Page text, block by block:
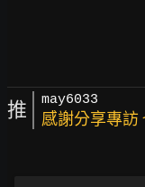
推 may6033
感謝分享專訪